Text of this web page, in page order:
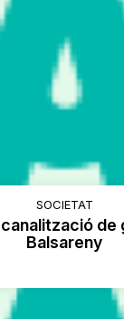
SOCIETAT
de
Balsareny